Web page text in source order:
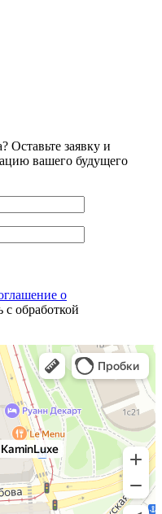
Оставьте заявку и
вашего будущего
о
с обработкой